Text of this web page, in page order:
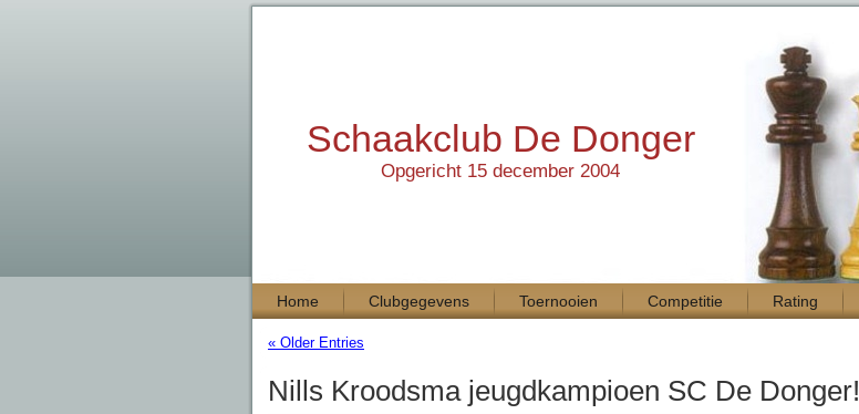
Schaakclub De Donger
Opgericht 15 december 2004
Home Clubgegevens Toernooien Competitie Rating
« Older Entries
Nills Kroodsma jeugdkampioen SC De Donger!